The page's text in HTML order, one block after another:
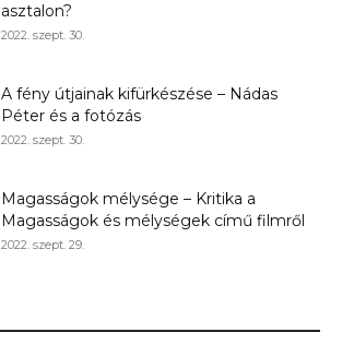
asztalon?
2022. szept. 30.
A fény útjainak kifürkészése – Nádas
Péter és a fotózás
2022. szept. 30.
Magasságok mélysége – Kritika a
Magasságok és mélységek című filmről
2022. szept. 29.